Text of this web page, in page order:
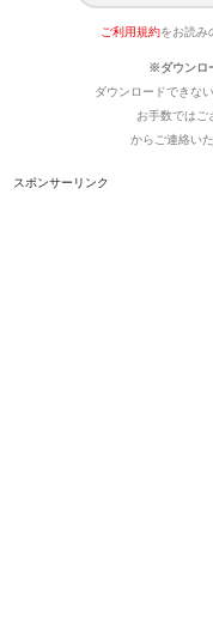
ご利用規約をお読み
※ダウンロ
ダウンロードできな
お手数ではご
からご連絡い
スポンサーリンク